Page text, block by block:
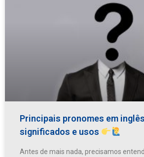
Principais pronomes em
significados e usos
Antes de mais nada, precisamos